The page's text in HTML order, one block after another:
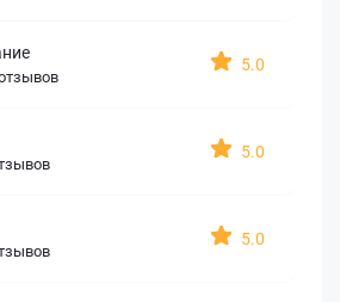
5.0
5.0
5.0